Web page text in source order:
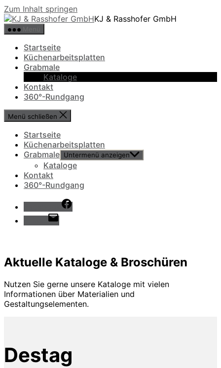
Zum Inhalt springen
KJ & Rasshofer GmbH
Startseite
Küchenarbeitsplatten
Grabmale
Kataloge
Kontakt
360°-Rundgang
Menü schließen
Startseite
Küchenarbeitsplatten
Grabmale Untermenü anzeigen
Kataloge
Kontakt
360°-Rundgang
Aktuelle Kataloge & Broschüren
Nutzen Sie gerne unsere Kataloge mit vielen
Informationen über Materialien und
Gestaltungselementen.
Destag